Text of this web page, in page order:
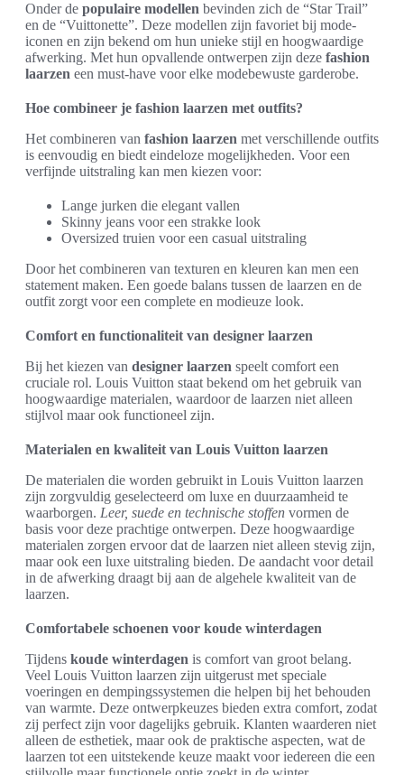
Onder de populaire modellen bevinden zich de “Star Trail”
en de “Vuittonette”. Deze modellen zijn favoriet bij mode-
iconen en zijn bekend om hun unieke stijl en hoogwaardige
afwerking. Met hun opvallende ontwerpen zijn deze fashion
laarzen een must-have voor elke modebewuste garderobe.
Hoe combineer je fashion laarzen met outfits?
Het combineren van fashion laarzen met verschillende outfits
is eenvoudig en biedt eindeloze mogelijkheden. Voor een
verfijnde uitstraling kan men kiezen voor:
Lange jurken die elegant vallen
Skinny jeans voor een strakke look
Oversized truien voor een casual uitstraling
Door het combineren van texturen en kleuren kan men een
statement maken. Een goede balans tussen de laarzen en de
outfit zorgt voor een complete en modieuze look.
Comfort en functionaliteit van designer laarzen
Bij het kiezen van designer laarzen speelt comfort een
cruciale rol. Louis Vuitton staat bekend om het gebruik van
hoogwaardige materialen, waardoor de laarzen niet alleen
stijlvol maar ook functioneel zijn.
Materialen en kwaliteit van Louis Vuitton laarzen
De materialen die worden gebruikt in Louis Vuitton laarzen
zijn zorgvuldig geselecteerd om luxe en duurzaamheid te
waarborgen. Leer, suede en technische stoffen vormen de
basis voor deze prachtige ontwerpen. Deze hoogwaardige
materialen zorgen ervoor dat de laarzen niet alleen stevig zijn,
maar ook een luxe uitstraling bieden. De aandacht voor detail
in de afwerking draagt bij aan de algehele kwaliteit van de
laarzen.
Comfortabele schoenen voor koude winterdagen
Tijdens koude winterdagen is comfort van groot belang.
Veel Louis Vuitton laarzen zijn uitgerust met speciale
voeringen en dempingssystemen die helpen bij het behouden
van warmte. Deze ontwerpkeuzes bieden extra comfort, zodat
zij perfect zijn voor dagelijks gebruik. Klanten waarderen niet
alleen de esthetiek, maar ook de praktische aspecten, wat de
laarzen tot een uitstekende keuze maakt voor iedereen die een